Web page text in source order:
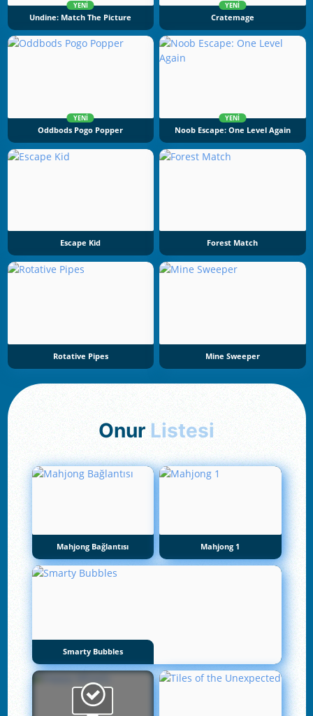
YENI
Undine: Match The Picture
YENI
Cratemage
YENI
Oddbods Pogo Popper
YENI
Noob Escape: One Level Again
Escape Kid Forest Match
Rotative Pipes Mine Sweeper
Onur Listesi
Mahjong Bağlantısı Mahjong 1
Smarty Bubbles